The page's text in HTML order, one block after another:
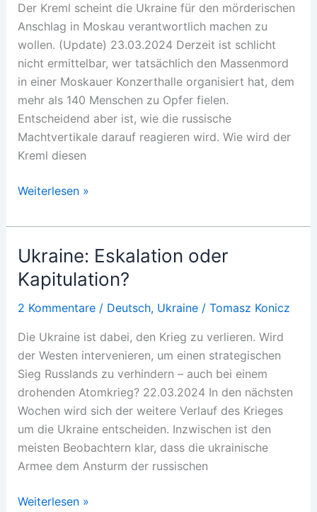
Der Kreml scheint die Ukraine für den mörderischen
Anschlag in Moskau verantwortlich machen zu
wollen. (Update) 23.03.2024 Derzeit ist schlicht
nicht ermittelbar, wer tatsächlich den Massenmord
in einer Moskauer Konzerthalle organisiert hat, dem
mehr als 140 Menschen zu Opfer fielen.
Entscheidend aber ist, wie die russische
Machtvertikale darauf reagieren wird. Wie wird der
Kreml diesen
Putins
Fenster“
Weiterlesen »
Ukraine: Eskalation oder
Kapitulation?
2 Kommentare / Deutsch, Ukraine/ Tomasz Konicz
Die Ukraine ist dabei, den Krieg zu verlieren. Wird
der Westen intervenieren, um einen strategischen
Sieg Russlands zu verhindern – auch bei einem
drohenden Atomkrieg? 22.03.2024 In den nächsten
Wochen wird sich der weitere Verlauf des Krieges
um die Ukraine entscheiden. Inzwischen ist den
meisten Beobachtern klar, dass die ukrainische
Armee dem Ansturm der russischen
Ukraine:
Weiterlesen »